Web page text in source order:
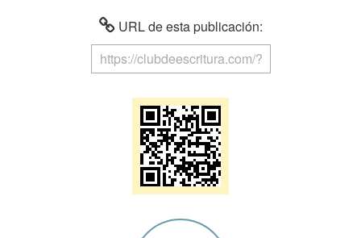
URL de esta publicación: